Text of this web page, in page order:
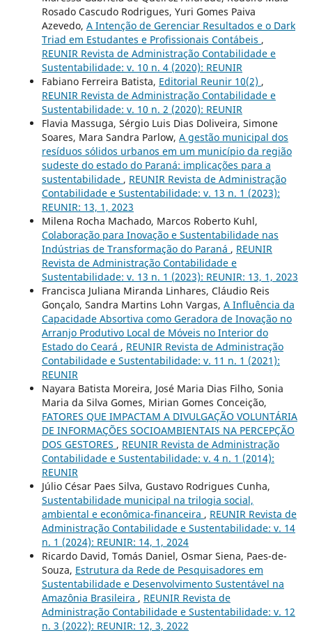
Rosado Cascudo Rodrigues, Yuri Gomes Paiva
Azevedo, A Intenção de Gerenciar Resultados e o Dark
Triad em Estudantes e Profissionais Contábeis ,
REUNIR Revista de Administração Contabilidade e
Sustentabilidade: v. 10 n. 4 (2020): REUNIR
Fabiano Ferreira Batista, Editorial Reunir 10(2) ,
REUNIR Revista de Administração Contabilidade e
Sustentabilidade: v. 10 n. 2 (2020): REUNIR
Flavia Massuga, Sérgio Luis Dias Doliveira, Simone
Soares, Mara Sandra Parlow, A gestão municipal dos
resíduos sólidos urbanos em um município da região
sudeste do estado do Paraná: implicações para a
sustentabilidade , REUNIR Revista de Administração
Contabilidade e Sustentabilidade: v. 13 n. 1 (2023):
REUNIR: 13, 1, 2023
Milena Rocha Machado, Marcos Roberto Kuhl,
Colaboração para Inovação e Sustentabilidade nas
Indústrias de Transformação do Paraná , REUNIR
Revista de Administração Contabilidade e
Sustentabilidade: v. 13 n. 1 (2023): REUNIR: 13, 1, 2023
Francisca Juliana Miranda Linhares, Cláudio Reis
Gonçalo, Sandra Martins Lohn Vargas, A Influência da
Capacidade Absortiva como Geradora de Inovação no
Arranjo Produtivo Local de Móveis no Interior do
Estado do Ceará , REUNIR Revista de Administração
Contabilidade e Sustentabilidade: v. 11 n. 1 (2021):
REUNIR
Nayara Batista Moreira, José Maria Dias Filho, Sonia
Maria da Silva Gomes, Mirian Gomes Conceição,
FATORES QUE IMPACTAM A DIVULGAÇÃO VOLUNTÁRIA
DE INFORMAÇÕES SOCIOAMBIENTAIS NA PERCEPÇÃO
DOS GESTORES , REUNIR Revista de Administração
Contabilidade e Sustentabilidade: v. 4 n. 1 (2014):
REUNIR
Júlio César Paes Silva, Gustavo Rodrigues Cunha,
Sustentabilidade municipal na trilogia social,
ambiental e econômica-financeira , REUNIR Revista de
Administração Contabilidade e Sustentabilidade: v. 14
n. 1 (2024): REUNIR: 14, 1, 2024
Ricardo David, Tomás Daniel, Osmar Siena, Paes-de-
Souza, Estrutura da Rede de Pesquisadores em
Sustentabilidade e Desenvolvimento Sustentável na
Amazônia Brasileira , REUNIR Revista de
Administração Contabilidade e Sustentabilidade: v. 12
n. 3 (2022): REUNIR: 12, 3, 2022